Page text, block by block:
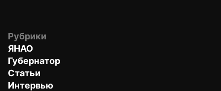
Рубрики
ЯНАО
Губернатор
Статьи
Интервью